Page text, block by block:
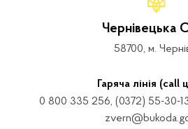
Чернівецька
58700, м.
Гаряча лінія (call
0 800 335 256, (0372) 55-30-